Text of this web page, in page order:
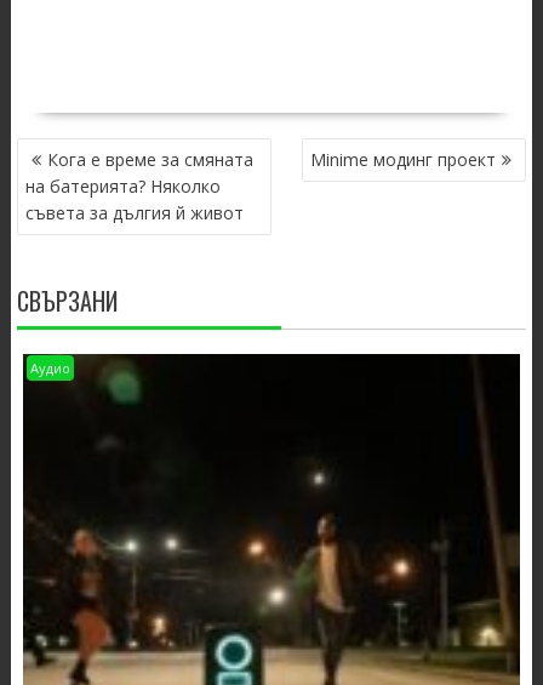
POST
NAVIGATION
Кога е време за смяната
на батерията? Няколко
съвета за дългия й живот
Minime модинг проект
СВЪРЗАНИ
Аудио